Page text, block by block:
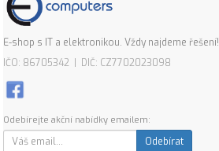
E-shop s IT a elektronikou. Vždy najdeme řešení!
IČO: 86705342 | DIČ: CZ7702023098
Odebírejte akční nabídky emailem:
Odebírat